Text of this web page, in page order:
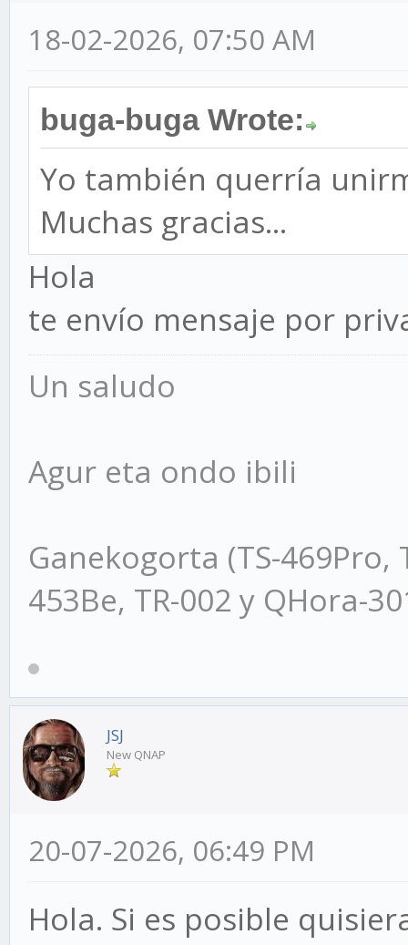
18-02-2026, 07:50 AM
buga-buga Wrote:
Yo también querría
Muchas gracias...
Hola
te envío mensaje por
Un saludo
Agur eta ondo ibili
Ganekogorta (TS-469Pro,
453Be, TR-002 y QHora-
JSJ
New QNAP
20-07-2026, 06:49 PM
Hola. Si es posible